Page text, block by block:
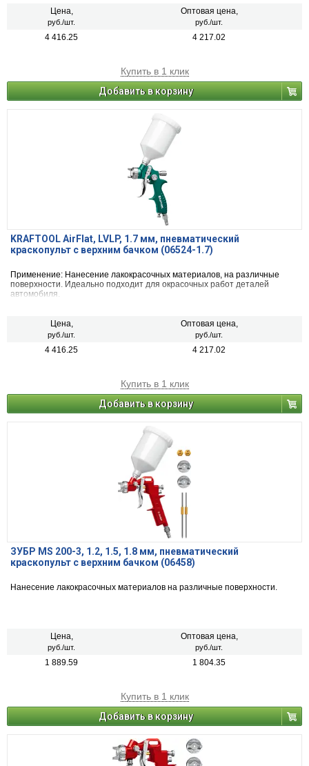
Цена,
руб./шт.
Оптовая цена,
руб./шт.
4 416.25 4 217.02
Купить в 1 клик
Добавить в корзину
KRAFTOOL AirFlat, LVLP, 1.7 мм, пневматический
краскопульт с верхним бачком (06524-1.7)
Применение: Нанесение лакокрасочных материалов, на различные
поверхности. Идеально подходит для окрасочных работ деталей
автомобиля.
Цена,
руб./шт.
Оптовая цена,
руб./шт.
4 416.25 4 217.02
Купить в 1 клик
Добавить в корзину
ЗУБР MS 200-3, 1.2, 1.5, 1.8 мм, пневматический
краскопульт с верхним бачком (06458)
Нанесение лакокрасочных материалов на различные поверхности.
Цена,
руб./шт.
Оптовая цена,
руб./шт.
1 889.59 1 804.35
Купить в 1 клик
Добавить в корзину